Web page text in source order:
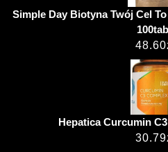
Simple Day Biotyna Twój Cel To
48.60
Hepatica Curcumin
30.79